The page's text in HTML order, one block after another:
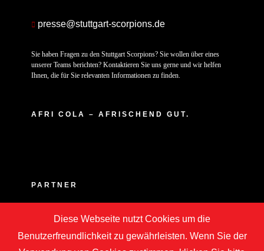
presse@stuttgart-scorpions.de
Sie haben Fragen zu den Stuttgart Scorpions? Sie wollen über eines
unserer Teams berichten? Kontaktieren Sie uns gerne und wir helfen
Ihnen, die für Sie relevanten Informationen zu finden.
AFRI COLA – AFRISCHEND GUT.
PARTNER
Diese Webseite nutzt Cookies um die
Benutzerfreundlichkeit zu gewährleisten. Wenn Sie der